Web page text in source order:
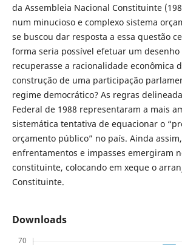
da Assembleia Nacional Constituinte
num minucioso e complexo sistema
se buscou dar resposta a essa questão
forma seria possível efetuar um
recuperasse a racionalidade econômica
construção de uma participação
regime democrático? As regras
Federal de 1988 representaram a mais
sistemática tentativa de equacionar o
orçamento público” no país. Ainda
enfrentamentos e impasses emergiram
constituinte, colocando em xeque o
Constituinte.
Downloads